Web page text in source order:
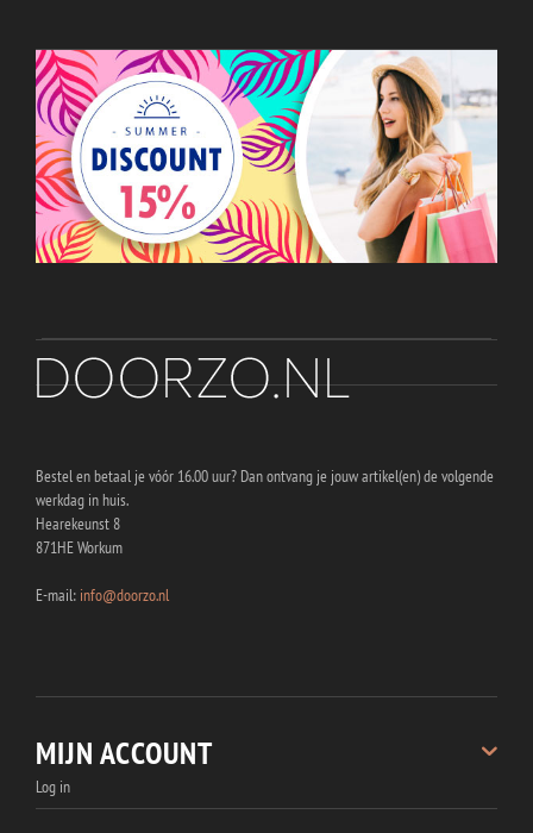
Bestel en betaal je vóór 16.00 uur? Dan ontvang je jouw artikel(en) de volgende
werkdag in huis.
Hearekeunst 8
871HE Workum
E-mail: info@doorzo.nl
MIJN ACCOUNT
Log in